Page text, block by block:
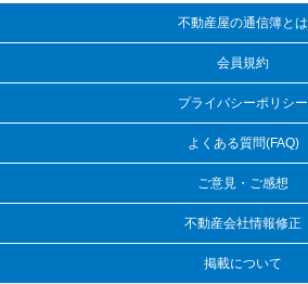
不動産屋の通信簿とは
会員規約
プライバシーポリシー
よくある質問(FAQ)
ご意見・ご感想
不動産会社情報修正
掲載について